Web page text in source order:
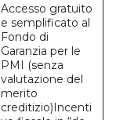
Accesso gratuito
e semplificato al
Fondo di
Garanzia per le
PMI (senza
valutazione del
merito
creditizio)Incenti